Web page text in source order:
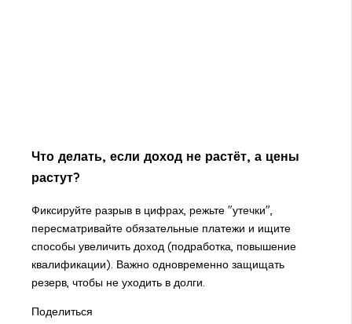
Что делать, если доход не растёт, а цены
растут?
Фиксируйте разрыв в цифрах, режьте "утечки",
пересматривайте обязательные платежи и ищите
способы увеличить доход (подработка, повышение
квалификации). Важно одновременно защищать
резерв, чтобы не уходить в долги.
Поделиться